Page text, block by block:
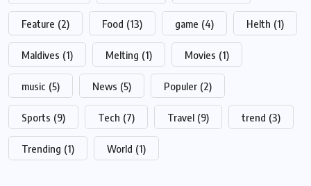
Feature (2) Food (13) game (4) Helth (1)
Maldives (1) Melting (1) Movies (1)
music (5) News (5) Populer (2)
Sports (9) Tech (7) Travel (9) trend (3)
Trending (1) World (1)